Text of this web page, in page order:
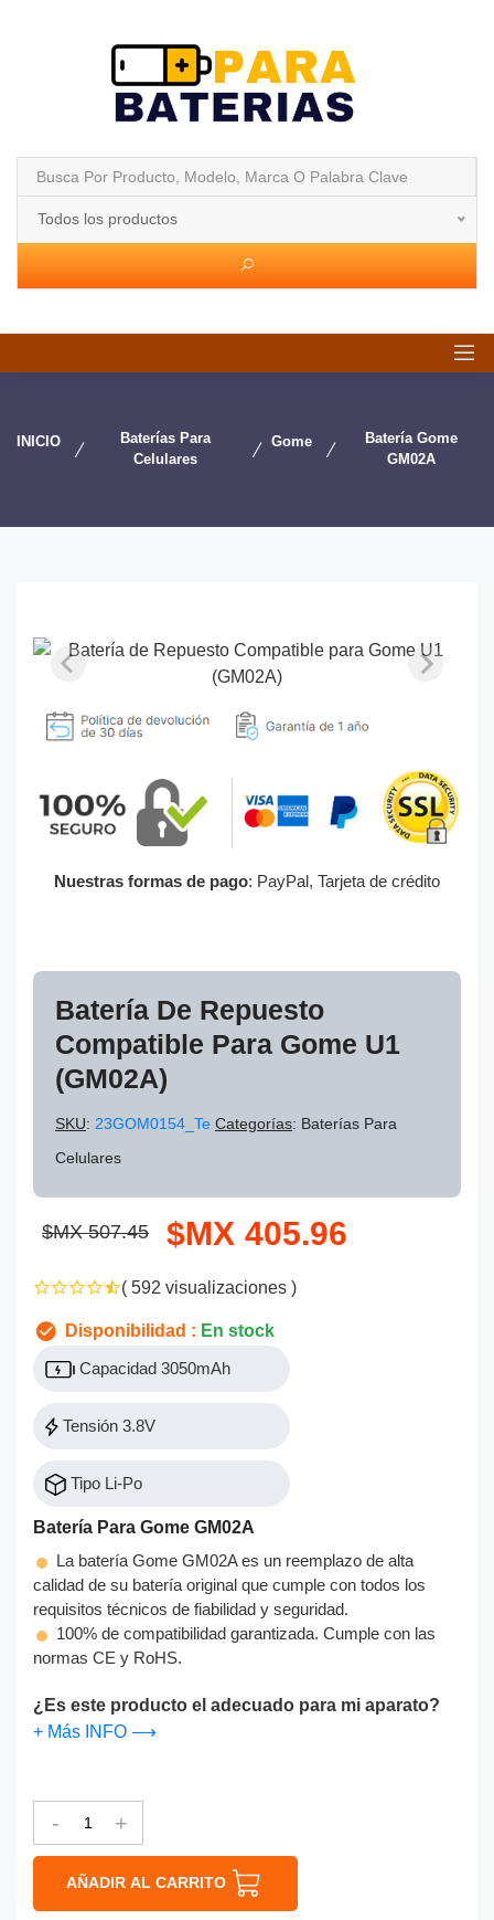
Todos los productos
INICIO
Baterías Para
Celulares
Gome
Batería Gome
GM02A
Nuestras formas de pago: PayPal, Tarjeta de crédito
Batería De Repuesto
Compatible Para Gome U1
(GM02A)
SKU: 23GOM0154_Te Categorías: Baterías Para
Celulares
$MX 507.45 $MX 405.96
( 592 visualizaciones )
Disponibilidad : En stock
Capacidad 3050mAh
Tensión 3.8V
Tipo Li-Po
Batería Para Gome GM02A
La batería Gome GM02A es un reemplazo de alta
calidad de su batería original que cumple con todos los
requisitos técnicos de fiabilidad y seguridad.
100% de compatibilidad garantizada. Cumple con las
normas CE y RoHS.
¿Es este producto el adecuado para mi aparato?
+ Más INFO ⟶
- +
AÑADIR AL CARRITO